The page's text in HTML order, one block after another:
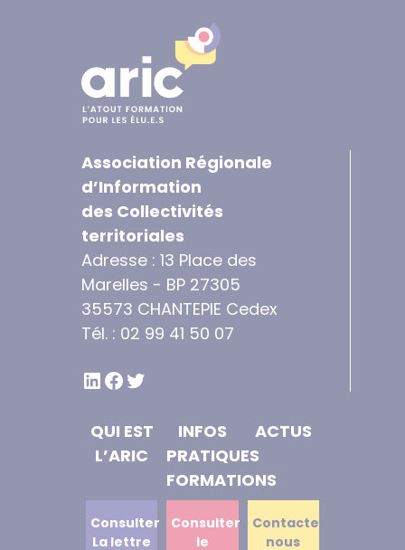
Association Régionale
d’Information
des Collectivités
territoriales
Adresse : 13 Place des
Marelles - BP 27305
35573 CHANTEPIE Cedex
Tél. : 02 99 41 50 07
LINKEDIN
FACEBOOK
TWITTER
QUI EST
L’ARIC
INFOS
PRATIQUES
FORMATIONS
ACTUS
Consulter
La lettre
Consulter
le
Contactez
nous